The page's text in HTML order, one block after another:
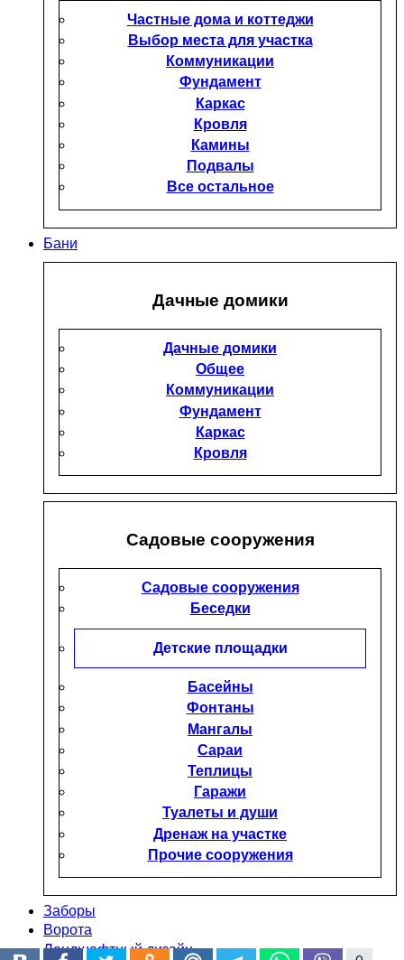
Частные дома и коттеджи
Выбор места для участка
Коммуникации
Фундамент
Каркас
Кровля
Камины
Подвалы
Все остальное
Бани
Дачные домики
Дачные домики
Общее
Коммуникации
Фундамент
Каркас
Кровля
Садовые сооружения
Садовые сооружения
Беседки
Детские площадки
Басейны
Фонтаны
Мангалы
Сараи
Теплицы
Гаражи
Туалеты и души
Дренаж на участке
Прочие сооружения
Заборы
Ворота
Ландшафтный дизайн